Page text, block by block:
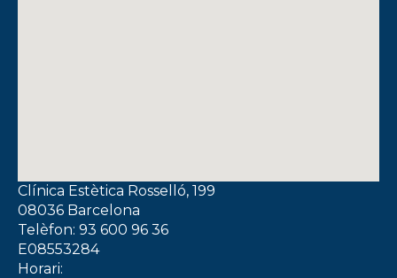
Clínica Estètica Rosselló, 199
08036 Barcelona
Telèfon: 93 600 96 36
E08553284
Horari: